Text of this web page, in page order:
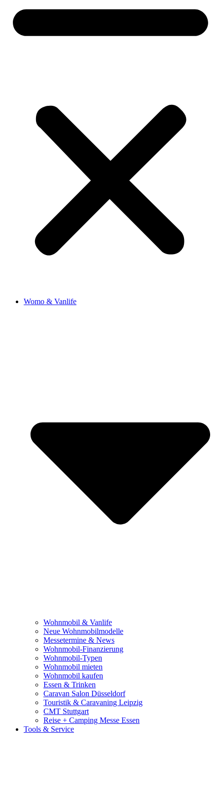
Womo & Vanlife
Wohnmobil & Vanlife
Neue Wohnmobilmodelle
Messetermine & News
Wohnmobil-Finanzierung
Wohnmobil-Typen
Wohnmobil mieten
Wohnmobil kaufen
Essen & Trinken
Caravan Salon Düsseldorf
Touristik & Caravaning Leipzig
CMT Stuttgart
Reise + Camping Messe Essen
Tools & Service